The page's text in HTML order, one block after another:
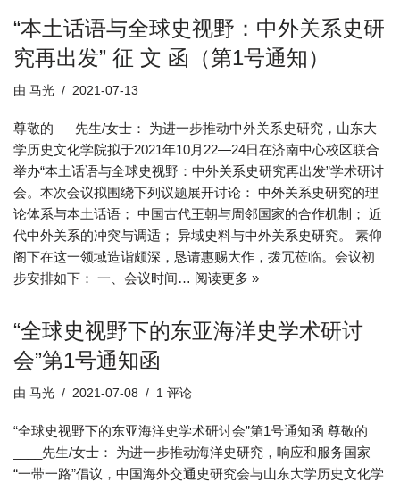
“本土话语与全球史视野：中外关系史研
究再出发” 征 文 函（第1号通知）
由 马光 2021-07-13
尊敬的 先生/女士： 为进一步推动中外关系史研究，山东大
学历史文化学院拟于2021年10月22—24日在济南中心校区联合
举办“本土话语与全球史视野：中外关系史研究再出发”学术研讨
会。本次会议拟围绕下列议题展开讨论： 中外关系史研究的理
论体系与本土话语； 中国古代王朝与周邻国家的合作机制； 近
代中外关系的冲突与调适； 异域史料与中外关系史研究。 素仰
阁下在这一领域造诣颇深，恳请惠赐大作，拨冗莅临。会议初
步安排如下： 一、会议时间… 阅读更多 »
“全球史视野下的东亚海洋史学术研讨
会”第1号通知函
由 马光 2021-07-08 1 评论
“全球史视野下的东亚海洋史学术研讨会”第1号通知函 尊敬的
____先生/女士： 为进一步推动海洋史研究，响应和服务国家
“一带一路”倡议，中国海外交通史研究会与山东大学历史文化学